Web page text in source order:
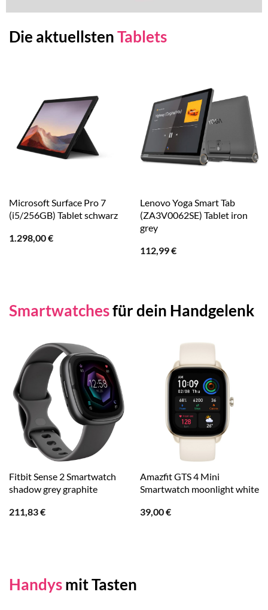
Die aktuellsten Tablets
Microsoft Surface Pro 7
(i5/256GB) Tablet schwarz
1.298,00€
Lenovo Yoga Smart Tab
(ZA3V0062SE) Tablet iron
grey
112,99€
Smartwatchesfür dein Handgelenk
Fitbit Sense 2 Smartwatch
shadow grey graphite
211,83€
Amazfit GTS 4 Mini
Smartwatch moonlight white
39,00€
Handys mit Tasten